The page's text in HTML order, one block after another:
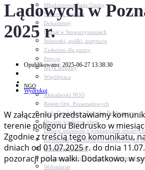
Młodzieżowa Rada Gminy
Sołectwa i osiedla
Dokumenty
Udział w Stowarzyszeniach
Jednostki, spółki, instytucje
Zasłużeni dla gminy
Petycje
Język migowy
Współpraca
NGO
Aktualności NGO
Rejestr Org. Pozarządowych
Rada Działalności Pożytku Publicznego
Otwarte konkursy ofert
Dotacje udzielone z pominięciem
Komunikaty organizacji o realizowanych
Konsultacje z NGO
Centrum Wsparcia Organizacji
Wolontariat
Lądowych w
2025 r.
Opublikowano: 2025-06-27 13:38:30
Wydrukuj
W załączeniu przedstawiamy
terenie poligonu Biedrusko w
Zgodnie z treścią tego komunikatu,
dniach od 01.07.2025 r. do dnia
pozoracji pola walki. Dodatkowo, w